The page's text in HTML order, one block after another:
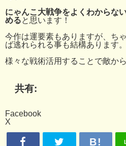
にゃんこ大戦争をよくわからな
める と思います！
今作は運要素もありますが、ち
ば逃れられる事も結構あります。
様々な戦術活用することで敵か
共有:
Facebook
X